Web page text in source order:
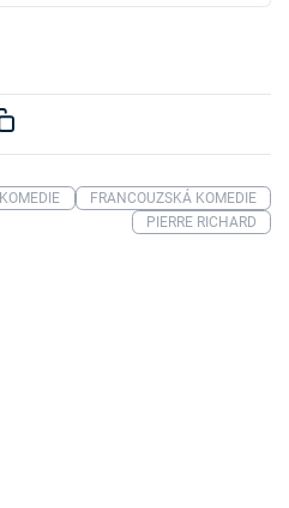
KOMEDIE
FRANCOUZSKÁ KOMEDIE
PIERRE RICHARD